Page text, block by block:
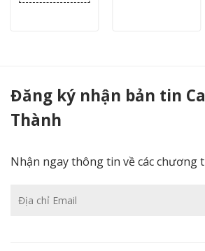
Đăng ký nhận bản tin
Thành
Nhận ngay thông tin về các chương